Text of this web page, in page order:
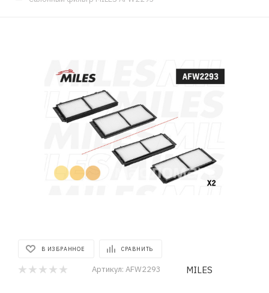
В ИЗБРАННОЕ СРАВНИТЬ
Артикул: AFW2293 MILES